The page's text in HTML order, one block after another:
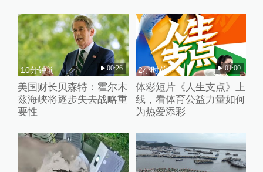
10分钟前 00:26
美国财长贝森特：霍尔木
兹海峡将逐步失去战略重
要性
2小时前 01:00
体彩短片《人生支点》上
线，看体育公益力量如何
为热爱添彩